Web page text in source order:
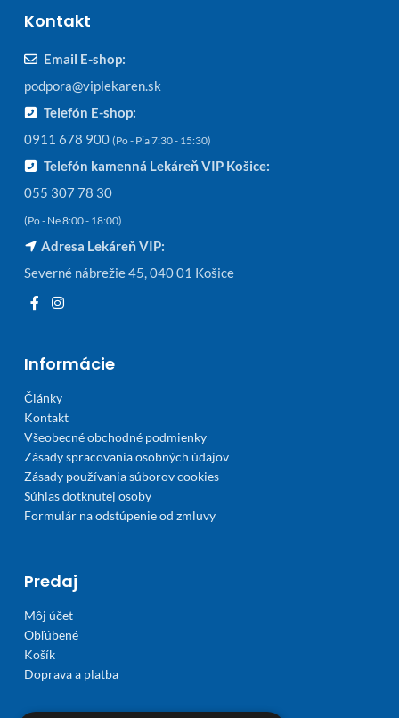
Kontakt
Email E-shop:
podpora@viplekaren.sk
Telefón E-shop:
0911 678 900 (Po - Pia 7:30 - 15:30)
Telefón kamenná Lekáreň VIP Košice:
055 307 78 30
(Po - Ne 8:00 - 18:00)
Adresa Lekáreň VIP:
Severné nábrežie 45, 040 01 Košice
Informácie
Články
Kontakt
Všeobecné obchodné podmienky
Zásady spracovania osobných údajov
Zásady používania súborov cookies
Súhlas dotknutej osoby
Formulár na odstúpenie od zmluvy
Predaj
Môj účet
Obľúbené
Košík
Doprava a platba